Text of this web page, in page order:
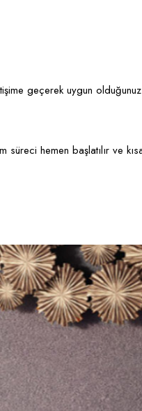
geçerek uygun
hemen başlatılır ve